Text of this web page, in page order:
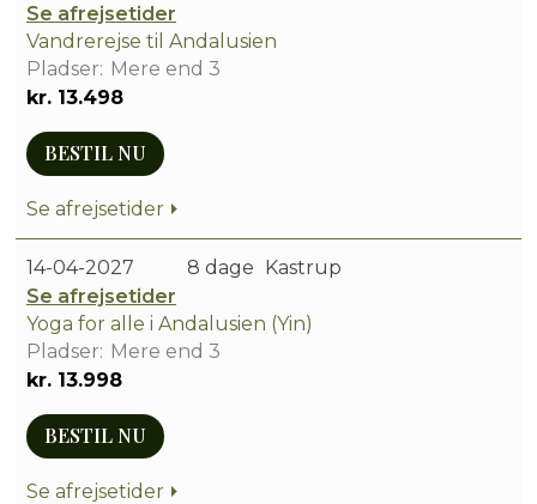
Se afrejsetider
Vandrerejse til Andalusien
Mere end 3
kr. 13.498
BESTIL NU
Se afrejsetider
14-04-2027
Se afrejsetider
8 dage Kastrup
Yoga for alle i Andalusien (Yin)
Mere end 3
kr. 13.998
BESTIL NU
Se afrejsetider